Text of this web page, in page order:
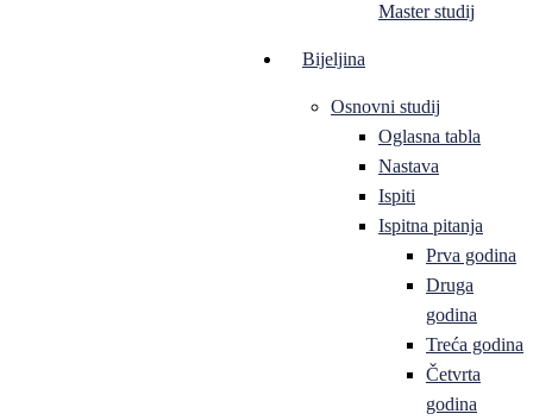
Master studij
Bijeljina
Osnovni studij
Oglasna tabla
Nastava
Ispiti
Ispitna pitanja
Prva godina
Druga
godina
Treća godina
Četvrta
godina